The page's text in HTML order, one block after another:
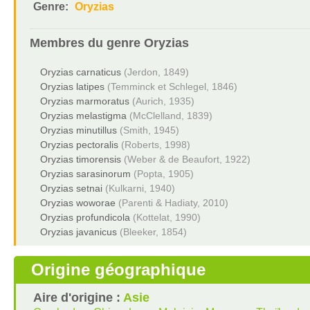
Genre: Oryzias
Membres du genre Oryzias
Oryzias carnaticus (Jerdon, 1849)
Oryzias latipes (Temminck et Schlegel, 1846)
Oryzias marmoratus (Aurich, 1935)
Oryzias melastigma (McClelland, 1839)
Oryzias minutillus (Smith, 1945)
Oryzias pectoralis (Roberts, 1998)
Oryzias timorensis (Weber & de Beaufort, 1922)
Oryzias sarasinorum (Popta, 1905)
Oryzias setnai (Kulkarni, 1940)
Oryzias woworae (Parenti & Hadiaty, 2010)
Oryzias profundicola (Kottelat, 1990)
Oryzias javanicus (Bleeker, 1854)
Origine géographique
Aire d'origine : Asie